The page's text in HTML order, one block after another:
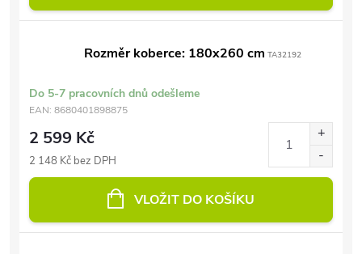
Rozměr koberce: 180x260 cm TA32192
Do 5-7 pracovních dnů odešleme
EAN: 8680401898875
2 599 Kč
2 148 Kč bez DPH
VLOŽIT DO KOŠÍKU